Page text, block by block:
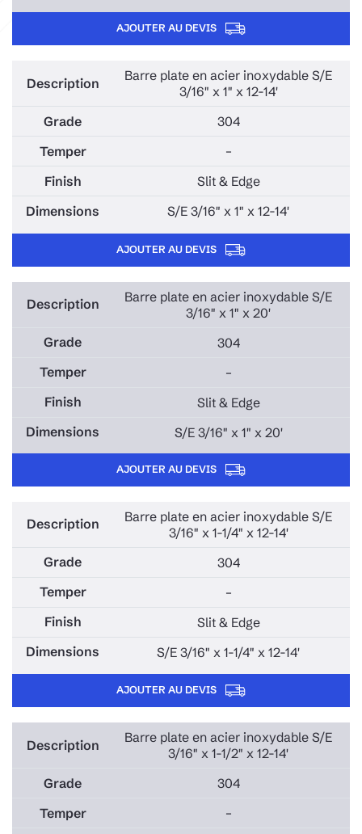
AJOUTER AU DEVIS
Barre plate en acier inoxydable S/E
3/16" x 1" x 12-14'
304
–
Slit & Edge
S/E 3/16" x 1" x 12-14'
AJOUTER AU DEVIS
Barre plate en acier inoxydable S/E
3/16" x 1" x 20'
304
–
Slit & Edge
S/E 3/16" x 1" x 20'
AJOUTER AU DEVIS
Barre plate en acier inoxydable S/E
3/16" x 1-1/4" x 12-14'
304
–
Slit & Edge
S/E 3/16" x 1-1/4" x 12-14'
AJOUTER AU DEVIS
Barre plate en acier inoxydable S/E
3/16" x 1-1/2" x 12-14'
304
–